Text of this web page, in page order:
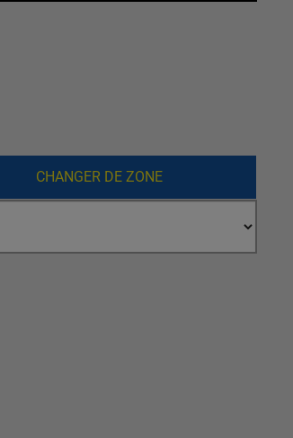
CHANGER DE ZONE